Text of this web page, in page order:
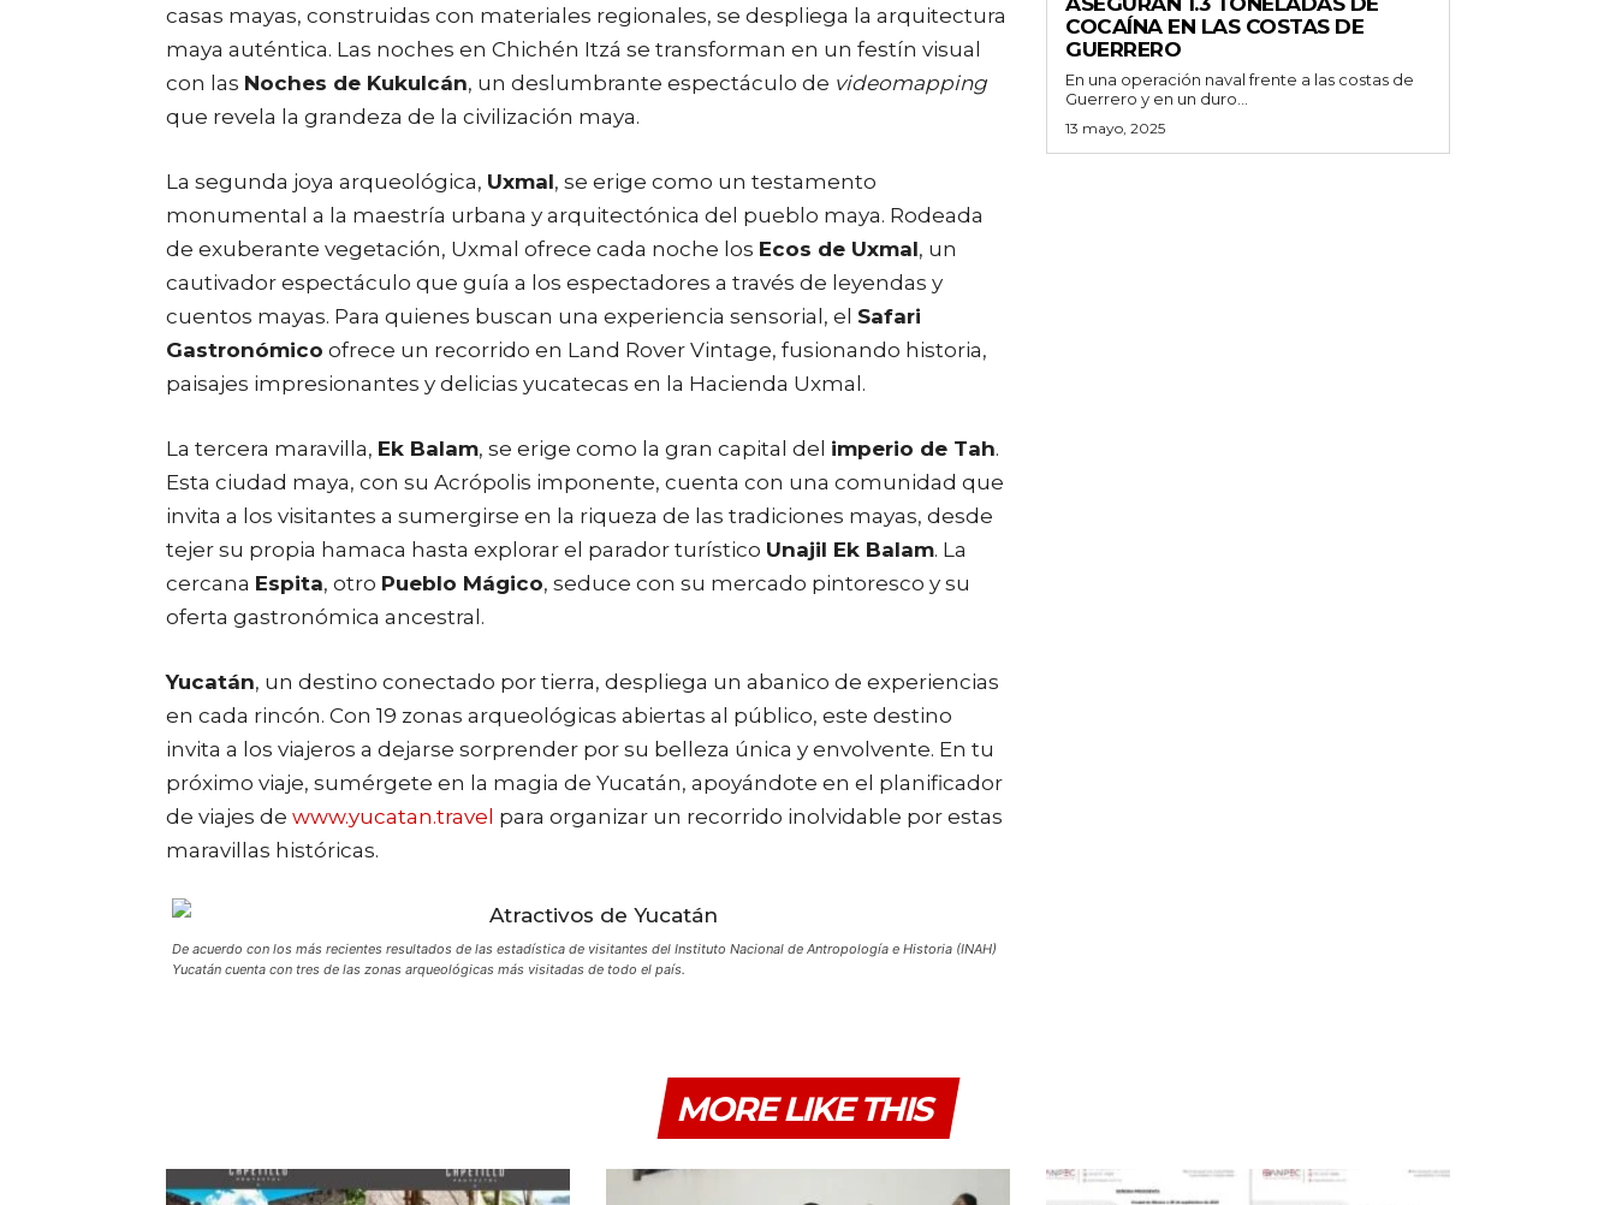
casas mayas, construidas con materiales regionales, se despliega la arquitectura
maya auténtica. Las noches en Chichén Itzá se transforman en un festín visual
con las Noches de Kukulcán, un deslumbrante espectáculo de videomapping
que revela la grandeza de la civilización maya.
La segunda joya arqueológica, Uxmal, se erige como un testamento
monumental a la maestría urbana y arquitectónica del pueblo maya. Rodeada
de exuberante vegetación, Uxmal ofrece cada noche los Ecos de Uxmal, un
cautivador espectáculo que guía a los espectadores a través de leyendas y
cuentos mayas. Para quienes buscan una experiencia sensorial, el Safari
Gastronómico ofrece un recorrido en Land Rover Vintage, fusionando historia,
paisajes impresionantes y delicias yucatecas en la Hacienda Uxmal.
La tercera maravilla, Ek Balam, se erige como la gran capital del imperio de Tah.
Esta ciudad maya, con su Acrópolis imponente, cuenta con una comunidad que
invita a los visitantes a sumergirse en la riqueza de las tradiciones mayas, desde
tejer su propia hamaca hasta explorar el parador turístico Unajil Ek Balam. La
cercana Espita, otro Pueblo Mágico, seduce con su mercado pintoresco y su
oferta gastronómica ancestral.
Yucatán, un destino conectado por tierra, despliega un abanico de experiencias
en cada rincón. Con 19 zonas arqueológicas abiertas al público, este destino
invita a los viajeros a dejarse sorprender por su belleza única y envolvente. En tu
próximo viaje, sumérgete en la magia de Yucatán, apoyándote en el planificador
de viajes de www.yucatan.travel para organizar un recorrido inolvidable por estas
maravillas históricas.
De acuerdo con los más recientes resultados de las estadística de visitantes del Instituto Nacional de Antropología e Historia (INAH)
Yucatán cuenta con tres de las zonas arqueológicas más visitadas de todo el país.
COCAÍNA EN LAS COSTAS DE
GUERRERO
En una operación naval frente a las costas de
Guerrero y en un duro...
13 mayo, 2025
MORE LIKE THIS